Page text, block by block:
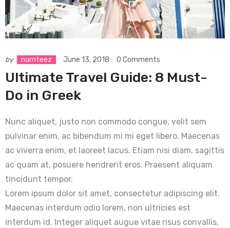
by numteez June 13, 2018 0 Comments
Ultimate Travel Guide: 8 Must-
Do in Greek
Nunc aliquet, justo non commodo congue, velit sem
pulvinar enim, ac bibendum mi mi eget libero. Maecenas
ac viverra enim, et laoreet lacus. Etiam nisi diam, sagittis
ac quam at, posuere hendrerit eros. Praesent aliquam
tincidunt tempor.
Lorem ipsum dolor sit amet, consectetur adipiscing elit.
Maecenas interdum odio lorem, non ultricies est
interdum id. Integer aliquet augue vitae risus convallis,